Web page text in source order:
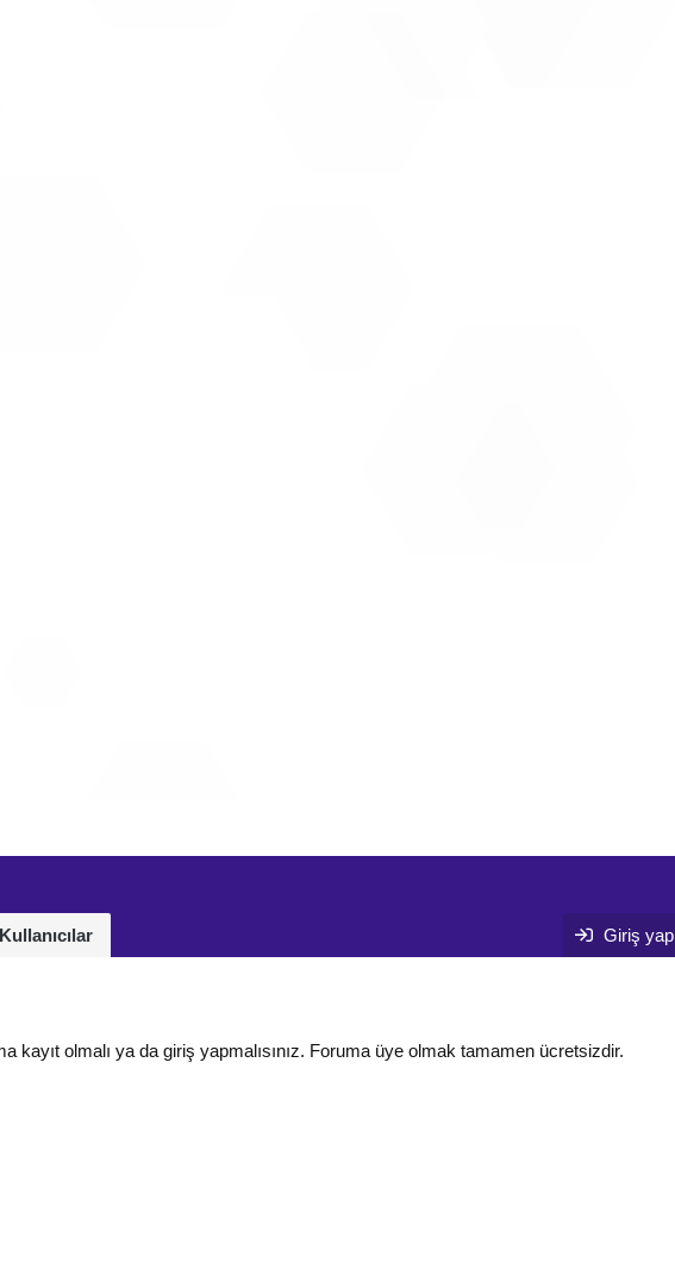
Kullanıcılar Giriş yap
olmalı ya da giriş yapmalısınız. Foruma üye olmak tamamen ücretsizdir.